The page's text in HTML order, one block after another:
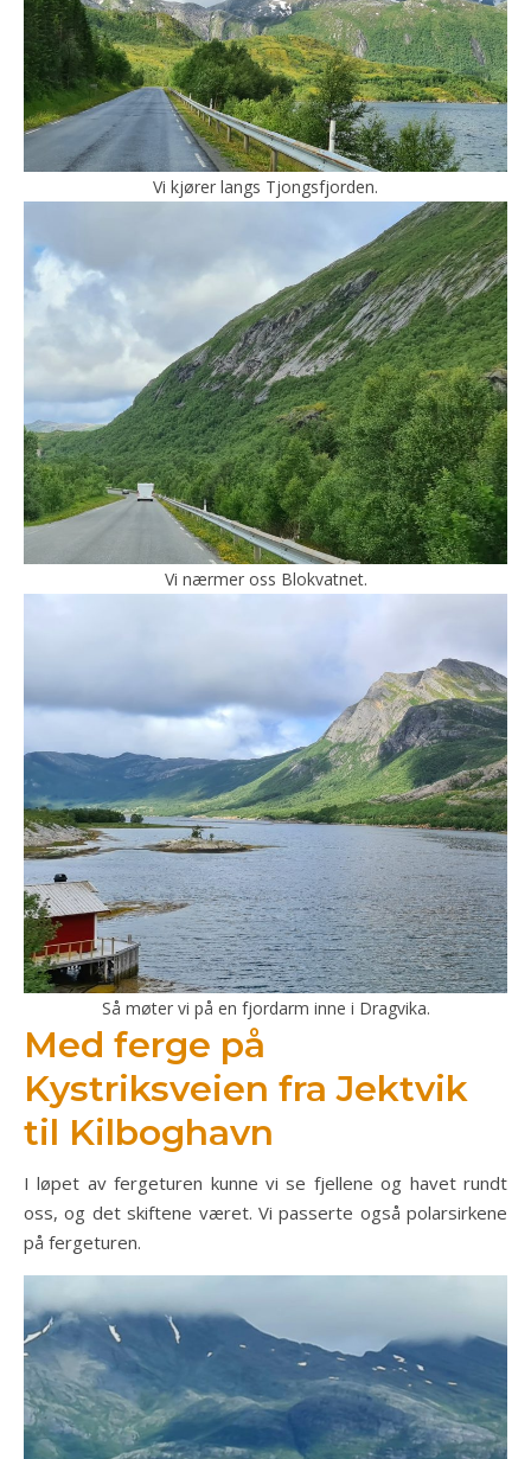
Vi kjører langs Tjongsfjorden.
Vi nærmer oss Blokvatnet.
Så møter vi på en fjordarm inne i Dragvika.
Med ferge på
Kystriksveien fra Jektvik
til Kilboghavn
I løpet av fergeturen kunne vi se fjellene og havet rundt
oss, og det skiftene været. Vi passerte også polarsirkene
på fergeturen.